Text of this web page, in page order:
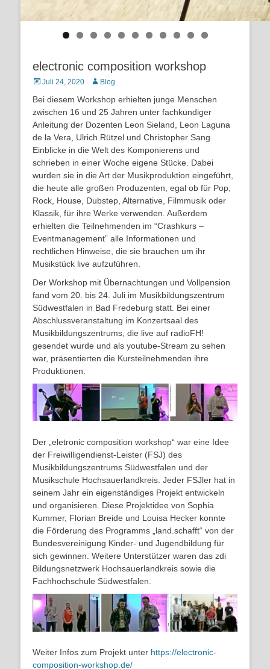
electronic composition workshop
PostedJuli 24, 2020 AutorBlog
Bei diesem Workshop erhielten junge Menschen
zwischen 16 und 25 Jahren unter fachkundiger
Anleitung der Dozenten Leon Sieland, Leon Laguna
de la Vera, Ulrich Rützel und Christopher Sang
Einblicke in die Welt des Komponierens und
schrieben in einer Woche eigene Stücke. Dabei
wurden sie in die Art der Musikproduktion eingeführt,
die heute alle großen Produzenten, egal ob für Pop,
Rock, House, Dubstep, Alternative, Filmmusik oder
Klassik, für ihre Werke verwenden. Außerdem
erhielten die Teilnehmenden im “Crashkurs –
Eventmanagement” alle Informationen und
rechtlichen Hinweise, die sie brauchen um ihr
Musikstück live aufzuführen.
Der Workshop mit Übernachtungen und Vollpension
fand vom 20. bis 24. Juli im Musikbildungszentrum
Südwestfalen in Bad Fredeburg statt. Bei einer
Abschlussveranstaltung im Konzertsaal des
Musikbildungszentrums, die live auf radioFH!
gesendet wurde und als youtube-Stream zu sehen
war, präsentierten die Kursteilnehmenden ihre
Produktionen.
Der „eletronic composition workshop“ war eine Idee
der Freiwilligendienst-Leister (FSJ) des
Musikbildungszentrums Südwestfalen und der
Musikschule Hochsauerlandkreis. Jeder FSJler hat in
seinem Jahr ein eigenständiges Projekt entwickeln
und organisieren. Diese Projektidee von Sophia
Kummer, Florian Breide und Louisa Hecker konnte
die Förderung des Programms „land.schafft“ von der
Bundesvereinigung Kinder- und Jugendbildung für
sich gewinnen. Weitere Unterstützer waren das zdi
Bildungsnetzwerk Hochsauerlandkreis sowie die
Fachhochschule Südwestfalen.
Weiter Infos zum Projekt unter https://electronic-
composition-workshop.de/